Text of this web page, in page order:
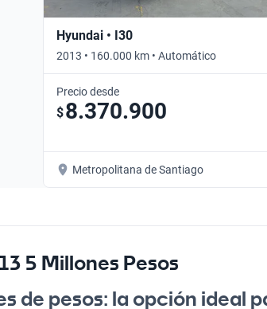
Hyundai • I30
2013 • 160.000 km • Automático
Precio desde
$8.370.900
Metropolitana de Santiago
5 Millones Pesos
de pesos: la opción ideal